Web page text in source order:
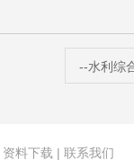
--水利综
资料下载 | 联系我们